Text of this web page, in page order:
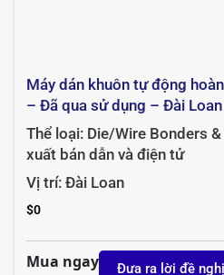
Máy dán khuôn tự động
– Đã qua sử dụng – Đài Loan
Thể loại: Die/Wire Bonders
xuất bán dẫn và điện tử
Vị trí: Đài Loan
$0
Mua ngay Đưa ra lời đề nghị